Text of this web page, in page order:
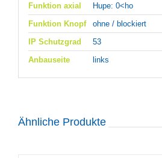
Funktion axial
Hupe: 0<ho
Funktion Knopf
ohne / blockiert
IP Schutzgrad
53
Anbauseite
links
Ähnliche Produkte